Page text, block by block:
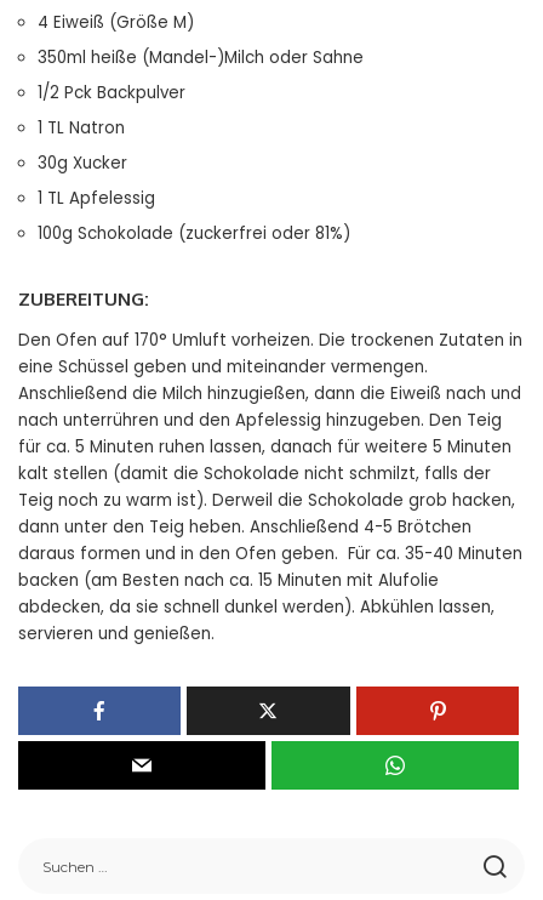
4 Eiweiß (Größe M)
350ml heiße (Mandel-)Milch oder Sahne
1/2 Pck Backpulver
1 TL Natron
30g Xucker
1 TL Apfelessig
100g Schokolade (zuckerfrei oder 81%)
ZUBEREITUNG:
Den Ofen auf 170° Umluft vorheizen. Die trockenen Zutaten in
eine Schüssel geben und miteinander vermengen.
Anschließend die Milch hinzugießen, dann die Eiweiß nach und
nach unterrühren und den Apfelessig hinzugeben. Den Teig
für ca. 5 Minuten ruhen lassen, danach für weitere 5 Minuten
kalt stellen (damit die Schokolade nicht schmilzt, falls der
Teig noch zu warm ist). Derweil die Schokolade grob hacken,
dann unter den Teig heben. Anschließend 4-5 Brötchen
daraus formen und in den Ofen geben. Für ca. 35-40 Minuten
backen (am Besten nach ca. 15 Minuten mit Alufolie
abdecken, da sie schnell dunkel werden). Abkühlen lassen,
servieren und genießen.